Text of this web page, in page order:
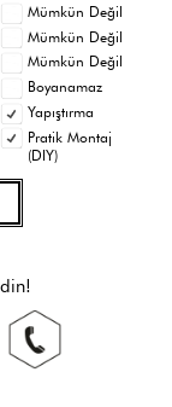
Mümkün Değil
Mümkün Değil
Mümkün Değil
Boyanamaz
Yapıştırma
Pratik Montaj
(DIY)